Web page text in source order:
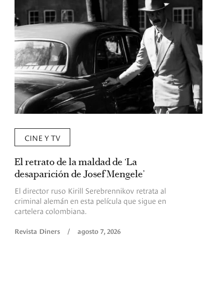
CINE Y TV
El retrato de la maldad de ‘La
desaparición de Josef Mengele’
El director ruso Kirill Serebrennikov retrata al
criminal alemán en esta película que sigue en
cartelera colombiana.
Revista Diners / agosto 7, 2026